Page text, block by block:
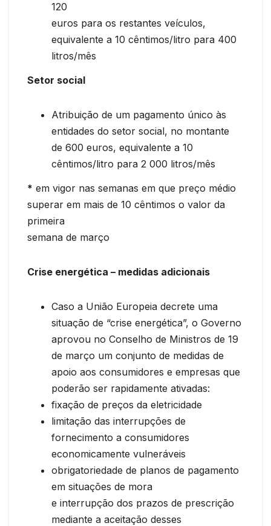
120
euros para os restantes veículos,
equivalente a 10 cêntimos/litro para 400
litros/mês
Setor social
Atribuição de um pagamento único às
entidades do setor social, no montante
de 600 euros, equivalente a 10
cêntimos/litro para 2 000 litros/mês
* em vigor nas semanas em que preço médio
superar em mais de 10 cêntimos o valor da
primeira
semana de março
Crise energética – medidas adicionais
Caso a União Europeia decrete uma
situação de “crise energética”, o Governo
aprovou no Conselho de Ministros de 19
de março um conjunto de medidas de
apoio aos consumidores e empresas que
poderão ser rapidamente ativadas:
fixação de preços da eletricidade
limitação das interrupções de
fornecimento a consumidores
economicamente vulneráveis
obrigatoriedade de planos de pagamento
em situações de mora
e interrupção dos prazos de prescrição
mediante a aceitação desses